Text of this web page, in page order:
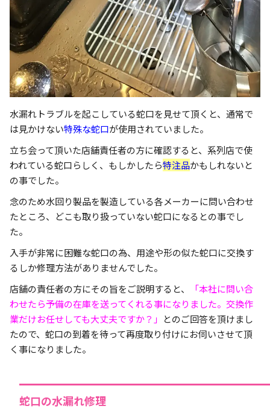
水漏れトラブルを起こしている蛇口を見せて頂くと、通常で
は見かけない特殊な蛇口が使用されていました。
立ち会って頂いた店舗責任者の方に確認すると、系列店で使
われている蛇口らしく、もしかしたら特注品かもしれないと
の事でした。
念のため水回り製品を製造している各メーカーに問い合わせ
たところ、どこも取り扱っていない蛇口になるとの事でし
た。
入手が非常に困難な蛇口の為、用途や形の似た蛇口に交換す
るしか修理方法がありませんでした。
店舗の責任者の方にその旨をご説明すると、
「本社に問い合
わせたら予備の在庫を送ってくれる事になりました。交換作
業だけお任せしても大丈夫ですか？」 とのご回答を頂けまし
たので、蛇口の到着を待って再度取り付けにお伺いさせて頂
く事になりました。
蛇口の水漏れ修理